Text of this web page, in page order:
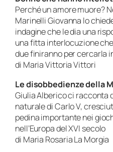
Perché un amore muore?
Marinelli Giovanna lo
indagine che le dia una
una fitta interlocuzione
due finiranno per cercarla
di Maria Vittoria Vittori
Le disobbedienze della
Giulia Alberico ci racconta
naturale di Carlo V,
pedina importante nei
nell’Europa del XVI secolo
di Maria Rosaria La